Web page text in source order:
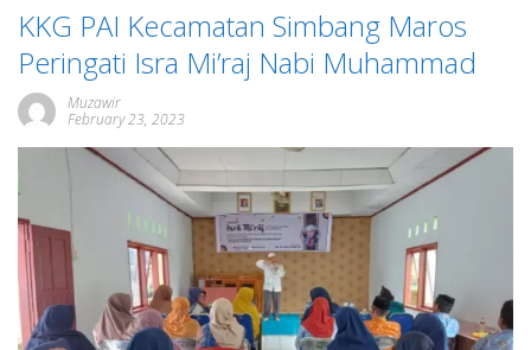
KKG PAI Kecamatan Simbang Maros
Peringati Isra Mi’raj Nabi Muhammad
Muzawir
February 23, 2023